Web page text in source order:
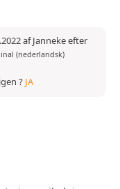
af Janneke efter
(nederlandsk)
? JA